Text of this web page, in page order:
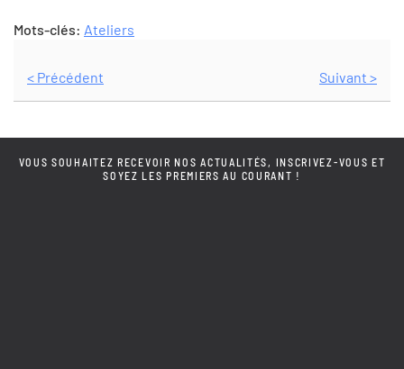
Mots-clés: Ateliers
< Précédent Suivant >
VOUS SOUHAITEZ RECEVOIR NOS ACTUALITÉS, INSCRIVEZ-VOUS ET
SOYEZ LES PREMIERS AU COURANT !